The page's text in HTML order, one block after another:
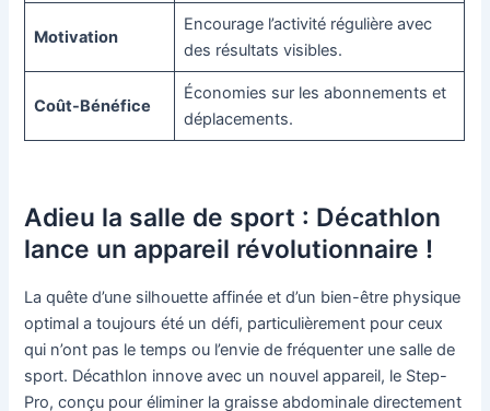
Motivation
Encourage l’activité régulière avec
des résultats visibles.
Coût-Bénéfice
Économies sur les abonnements et
déplacements.
Adieu la salle de sport : Décathlon
lance un appareil révolutionnaire !
La quête d’une silhouette affinée et d’un bien-être physique
optimal a toujours été un défi, particulièrement pour ceux
qui n’ont pas le temps ou l’envie de fréquenter une salle de
sport. Décathlon innove avec un nouvel appareil, le Step-
Pro, conçu pour éliminer la graisse abdominale directement